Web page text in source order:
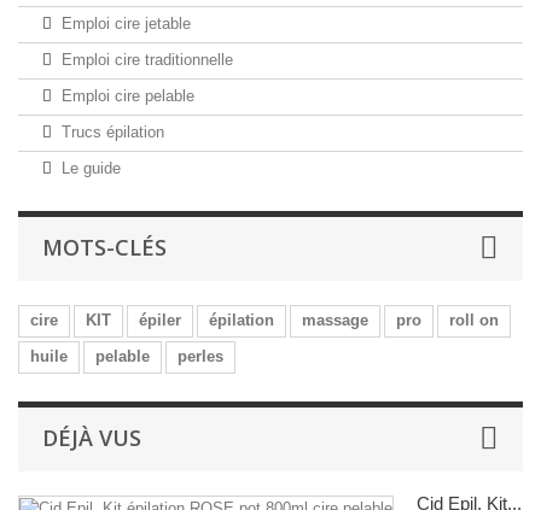
Emploi cire jetable
Emploi cire traditionnelle
Emploi cire pelable
Trucs épilation
Le guide
MOTS-CLÉS
cire KIT épiler épilation massage pro
roll on
huile
pelable perles
DÉJÀ VUS
Cid Epil. Kit...